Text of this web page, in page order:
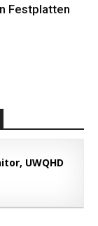
Festplatten
UWQHD